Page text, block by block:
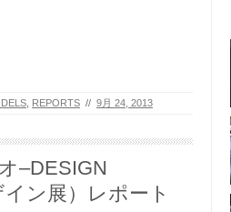
REPORTS // 9月 24, 2013
–DESIGN
ン展）レポート